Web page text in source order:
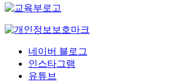
네이버 블로그
인스타그램
유튜브